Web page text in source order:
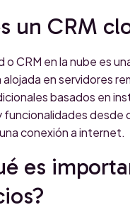
un CRM
o CRM en la nube es
en servidores
basados en
funcionalidades desde
conexión a internet.
es